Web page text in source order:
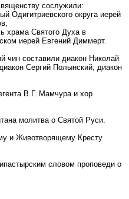
сослужили:
Одигитриевского округа иерей
храма Святого Духа в
иерей Евгений Диммерт.
чин составили диакон Николай
Сергий Полынский, диакон
В.Г. Мамчура и хор
молитва о Святой Руси.
и Животворящему Кресту
словом проповеди о